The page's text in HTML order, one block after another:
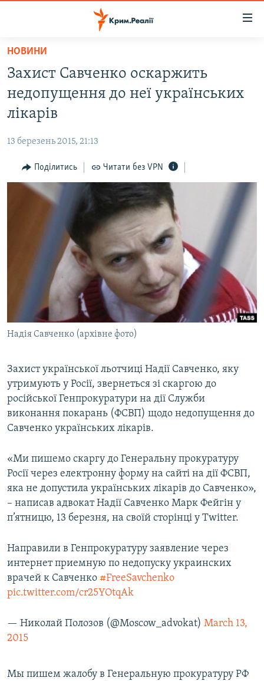
Перейти
основного
матеріалу
Перейти
до
основної
навігації
Перейти
до
пошуку
ВІДЕО ТА ФОТО
БЛОГИ
ПОГЛЯД
ІНТЕРВ'Ю
ВСЕ ЗА ДЕНЬ
СПЕЦПРОЕКТИ
ДЕПОРТАЦІЯ
ВІДЕОУРОКИ «ELIFBE»
СВІДЧЕННЯ ОКУПАЦІЇ
УКРАЇНСЬКА ПРОБЛЕМА КРИМУ
ІНФОГРАФІКА
ЯК ОБІЙТИ БЛОКУВАННЯ
Русский
Qırımtatar
ДОЛУЧАЙСЯ!
Усі сайти RFE/RL
НОВИНИ
Захист Савченко оскаржить
недопущення до неї українських
лікарів
13 березень 2015, 21:13
Поділитись Читати без VPN
Надія Савченко (архівне фото)
Захист української льотчиці Надії Савченко, яку
утримують у Росії, звернеться зі скаргою до
російської Генпрокуратури на дії Служби
виконання покарань (ФСВП) щодо недопущення до
Савченко українських лікарів.
«Ми пишемо скаргу до Генеральну прокуратуру
Росії через електронну форму на сайті на дії ФСВП,
яка не допустила українських лікарів до Савченко»,
– написав адвокат Надії Савченко Марк Фейгін у
п’ятницю, 13 березня, на своїй сторінці у Twitter.
Направили в Генпрокуратуру заявление через
интернет приемную по недопуску украинских
врачей к Савченко #FreeSavchenko
pic.twitter.com/cr25YOtqAk
— Николай Полозов (@Moscow_advokat) March 13,
2015
Мы пишем жалобу в Генеральную прокуратуру РФ